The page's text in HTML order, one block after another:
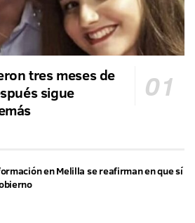
tres meses de
sigue
en Melilla se reafirman en que sí